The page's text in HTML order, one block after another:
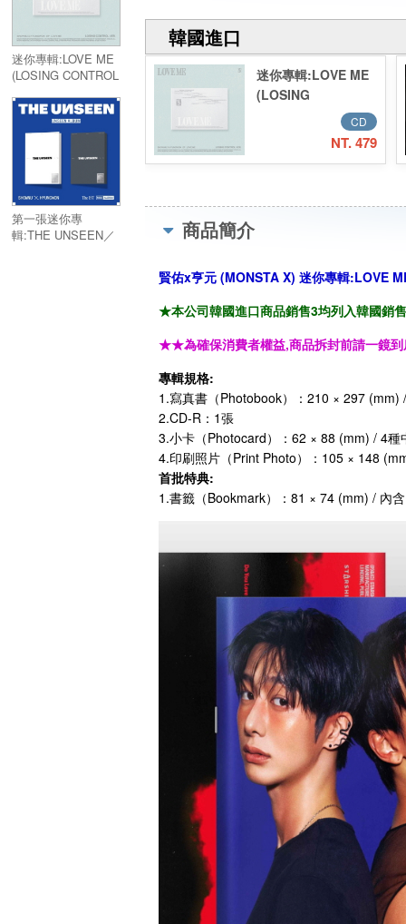
迷你專輯:LOVE ME
(LOSING CONTROL
(LOSING CONTROL
第一張迷你專
輯:THE UNSEEN／
韓國進口
迷你專輯:LOVE ME
(LOSING
CONTROL Ver.)／
EP:LOVE ME
CD
NT. 479
商品簡介
賢佑x亨元 (MONSTA X) 迷你專輯:LOVE
★本公司韓國進口商品銷售3均列入韓國銷
★★為確保消費者權益,商品拆封前請一鏡
專輯規格:
1.寫真書（Photobook）：210 × 297 (mm)
2.CD-R：1張
3.小卡（Photocard）：62 × 88 (mm) / 4種
4.印刷照片（Print Photo）：105 × 148
首批特典:
1.書籤（Bookmark）：81 × 74 (mm) / 內